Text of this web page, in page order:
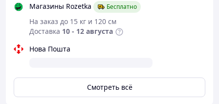
Возможна также примерка
Харьков
Центральный рынок
Магазины Rozetka
Бесплатно
На заказ до 15 кг и 120 см
Доставка 10 - 12 августа
Нова Пошта
Смотреть всё